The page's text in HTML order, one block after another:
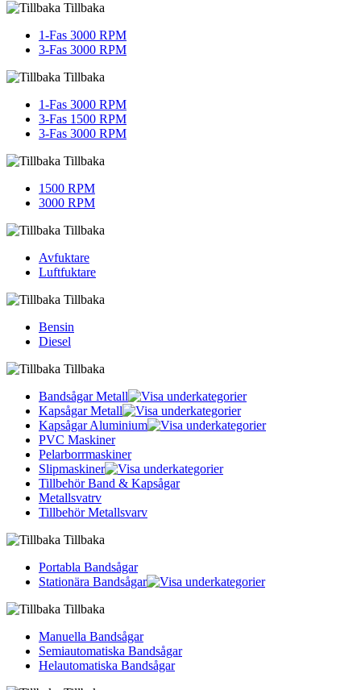
Tillbaka
1-Fas 3000 RPM
3-Fas 3000 RPM
Tillbaka
1-Fas 3000 RPM
3-Fas 1500 RPM
3-Fas 3000 RPM
Tillbaka
1500 RPM
3000 RPM
Tillbaka
Avfuktare
Luftfuktare
Tillbaka
Bensin
Diesel
Tillbaka
Bandsågar Metall
Kapsågar Metall
Kapsågar Aluminium
PVC Maskiner
Pelarborrmaskiner
Slipmaskiner
Tillbehör Band & Kapsågar
Metallsvatrv
Tillbehör Metallsvarv
Tillbaka
Portabla Bandsågar
Stationära Bandsågar
Tillbaka
Manuella Bandsågar
Semiautomatiska Bandsågar
Helautomatiska Bandsågar